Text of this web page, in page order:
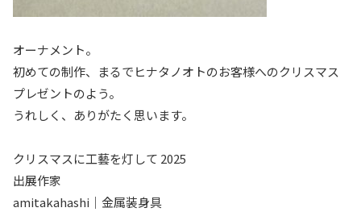
オーナメント。
初めての制作、まるでヒナタノオトのお客様へのクリスマス
プレゼントのよう。
うれしく、ありがたく思います。
クリスマスに工藝を灯して 2025
出展作家
amitakahashi｜金属装身具